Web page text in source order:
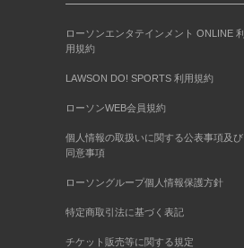
ローソンエンタテインメント ONLINE 利
用規約
LAWSON DO! SPORTS 利用規約
ローソンWEB会員規約
個人情報の取扱いに関する公表事項及び
同意事項
ローソングループ個人情報保護方針
特定商取引法に基づく表記
チケット販売等に関する規定